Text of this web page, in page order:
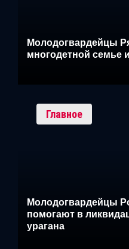
Молодогвардейцы
многодетной семье
Главное
Молодогвардейцы
помогают в
урагана